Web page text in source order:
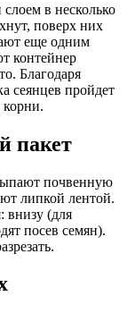
в несколько
поверх них
еще одним
контейнер
Благодаря
сеянцев пройдет
корни.
пакет
почвенную
липкой лентой.
внизу (для
посев семян).